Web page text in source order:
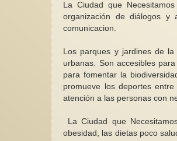
La Ciudad que
organización de diálogos y
comunicacion.
Los parques y jardines de
urbanas. Son accesibles
para fomentar la
promueve los deportes
atención a las personas con
La Ciudad que
obesidad, las dietas poco